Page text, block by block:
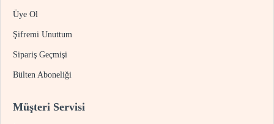
Üye Ol
Şifremi Unuttum
Sipariş Geçmişi
Bülten Aboneliği
Müşteri Servisi